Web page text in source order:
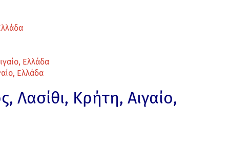
Ελλάδα
Ελλάδα
Λασίθι, Κρήτη, Αιγαίο,